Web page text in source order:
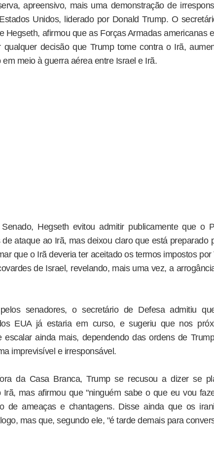
apreensivo, mais uma demonstração de
Unidos, liderado por Donald Trump. O
Hegseth, afirmou que as Forças Armadas americanas
qualquer decisão que Trump tome contra o Irã,
em meio à guerra aérea entre Israel e Irã.
Hegseth evitou admitir publicamente que o
de ataque ao Irã, mas deixou claro que está preparado
que o Irã deveria ter aceitado os termos impostos por
de Israel, revelando, mais uma vez, a
pelos senadores, o secretário de Defesa admitiu
EUA já estaria em curso, e sugeriu que nos
escalar ainda mais, dependendo das ordens de
imprevisível e irresponsável.
da Casa Branca, Trump se recusou a dizer se
Irã, mas afirmou que "ninguém sabe o que eu vou
de ameaças e chantagens. Disse ainda que os
mas que, segundo ele, "é tarde demais para